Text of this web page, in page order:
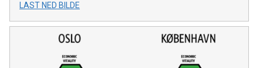
LAST NED BILDE